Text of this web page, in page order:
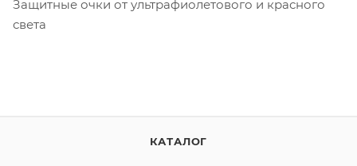
Защитные очки от ультрафиолетового и красного
света
КАТАЛОГ